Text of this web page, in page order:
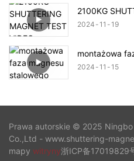
2100KG
2024 11 19
montażowa
2024 11 15
Prawa autorskie © 2025
Co.,Ltd - www.shuttering-
mapy witryny浙ICP备17019829